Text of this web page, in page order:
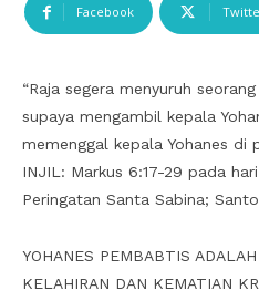
Facebook
“Raja segera menyuruh
supaya mengambil kepala
memenggal kepala Yohanes di
INJIL: Markus 6:17-29 pada hari
Peringatan Santa Sabina;
YOHANES PEMBABTIS
KELAHIRAN DAN KEMATIAN